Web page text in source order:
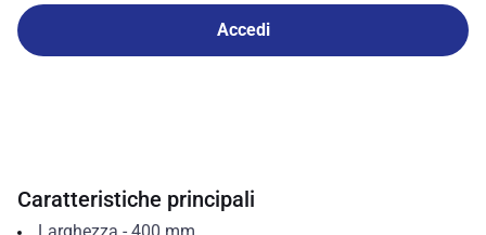
Accedi
Caratteristiche principali